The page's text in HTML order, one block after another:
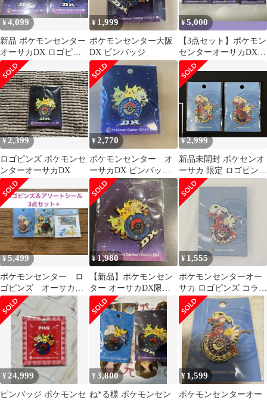
¥4,099
新品 ポケモンセンター
オーサカDX ロゴピン
ズ ピンバッジ 大阪 2個
セット
¥ 1,999
ポケモンセンター大阪
DX ピンバッジ
¥5,000
【3点セット】ポケモン
センターオーサカDX
OSAKA ロゴピンズ 大
阪
¥2,399
ロゴピンズ ポケモンセ
ンターオーサカDX
¥2,770
ポケモンセンター オ
ーサカDX ピンバッ
ジ ロゴピンズ
¥2,999
新品未開封 ポケセンオ
ーサカ 限定 ロゴピンズ
ピカチュウ コライドン
②
¥5,499
ポケモンセンター ロ
ゴピンズ オーサカ
トーキョーベイ
¥1,980
【新品】ポケモンセン
ター オーサカDX限定
ロゴピンズ ピカチュ
ウ サルノリ
¥ 1,555
ポケモンセンターオー
サカ ロゴピンズ コライ
ドン
¥ 24,999
ピンバッジ ポケモンセ
¥3,800
ね*る様 ポケモンセン
¥ 1,599
ポケモンセンターオー